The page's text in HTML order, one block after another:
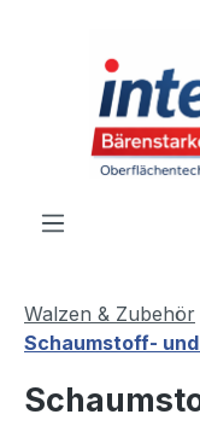
Walzen & Zubehör
Schaumstoff-